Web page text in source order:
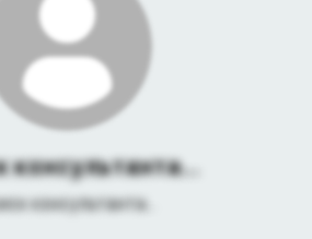
консультанта...
консультанта...